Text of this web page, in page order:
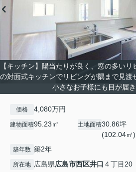
【キッチン】陽当たりが良く、窓の多い
の対面式キッチンでリビングが隅まで見渡
小さなお子様にも目が届き
価格 4,080万円
建物面積95.23㎡ 土地面積30.86坪
(102.04㎡)
築年数 築2年
所在地 広島県広島市西区井口 ４丁目20